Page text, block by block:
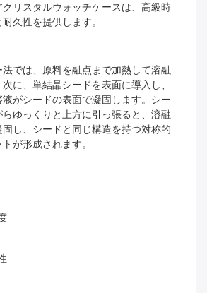
リスタルウォッチケースは、高級時
久性を提供します。
では、原料を融点まで加熱して溶融
に、単結晶シードを表面に導入し、
がシードの表面で凝固します。シー
らゆっくりと上方に引っ張ると、溶融
し、シードと同じ構造を持つ対称的
が形成されます。